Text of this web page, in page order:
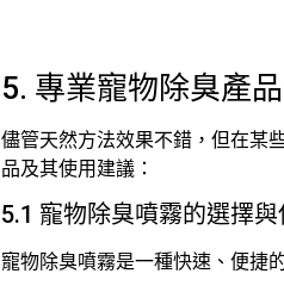
5. 專業寵物除臭產
儘管天然方法效果不錯，但在某
品及其使用建議：
5.1 寵物除臭噴霧的選擇與
寵物除臭噴霧是一種快速、便捷